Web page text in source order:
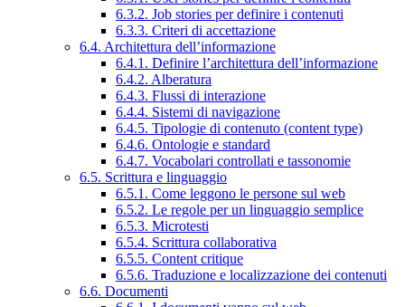
6.3.2. Job stories per definire i contenuti
6.3.3. Criteri di accettazione
6.4. Architettura dell’informazione
6.4.1. Definire l’architettura dell’informazione
6.4.2. Alberatura
6.4.3. Flussi di interazione
6.4.4. Sistemi di navigazione
6.4.5. Tipologie di contenuto (content type)
6.4.6. Ontologie e standard
6.4.7. Vocabolari controllati e tassonomie
6.5. Scrittura e linguaggio
6.5.1. Come leggono le persone sul web
6.5.2. Le regole per un linguaggio semplice
6.5.3. Microtesti
6.5.4. Scrittura collaborativa
6.5.5. Content critique
6.5.6. Traduzione e localizzazione dei contenuti
6.6. Documenti